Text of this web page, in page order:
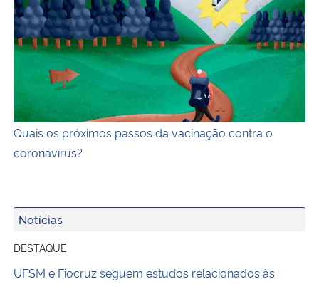
Descrição da imagem: ilustração horizontal e colorida,
Quais os próximos passos da vacinação contra o
coronavírus?
Notícias
DESTAQUE
UFSM e Fiocruz seguem estudos relacionados às